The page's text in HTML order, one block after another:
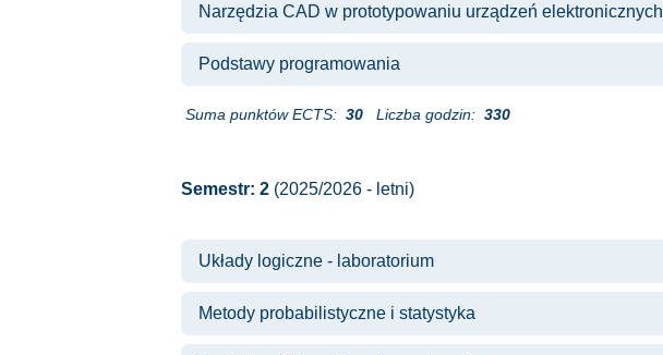
Narzędzia CAD w prototypowaniu urządzeń elektronicznych
Podstawy programowania
Suma punktów ECTS: 30 Liczba godzin: 330
Semestr: 2 (2025/2026 - letni)
Układy logiczne - laboratorium
Metody probabilistyczne i statystyka